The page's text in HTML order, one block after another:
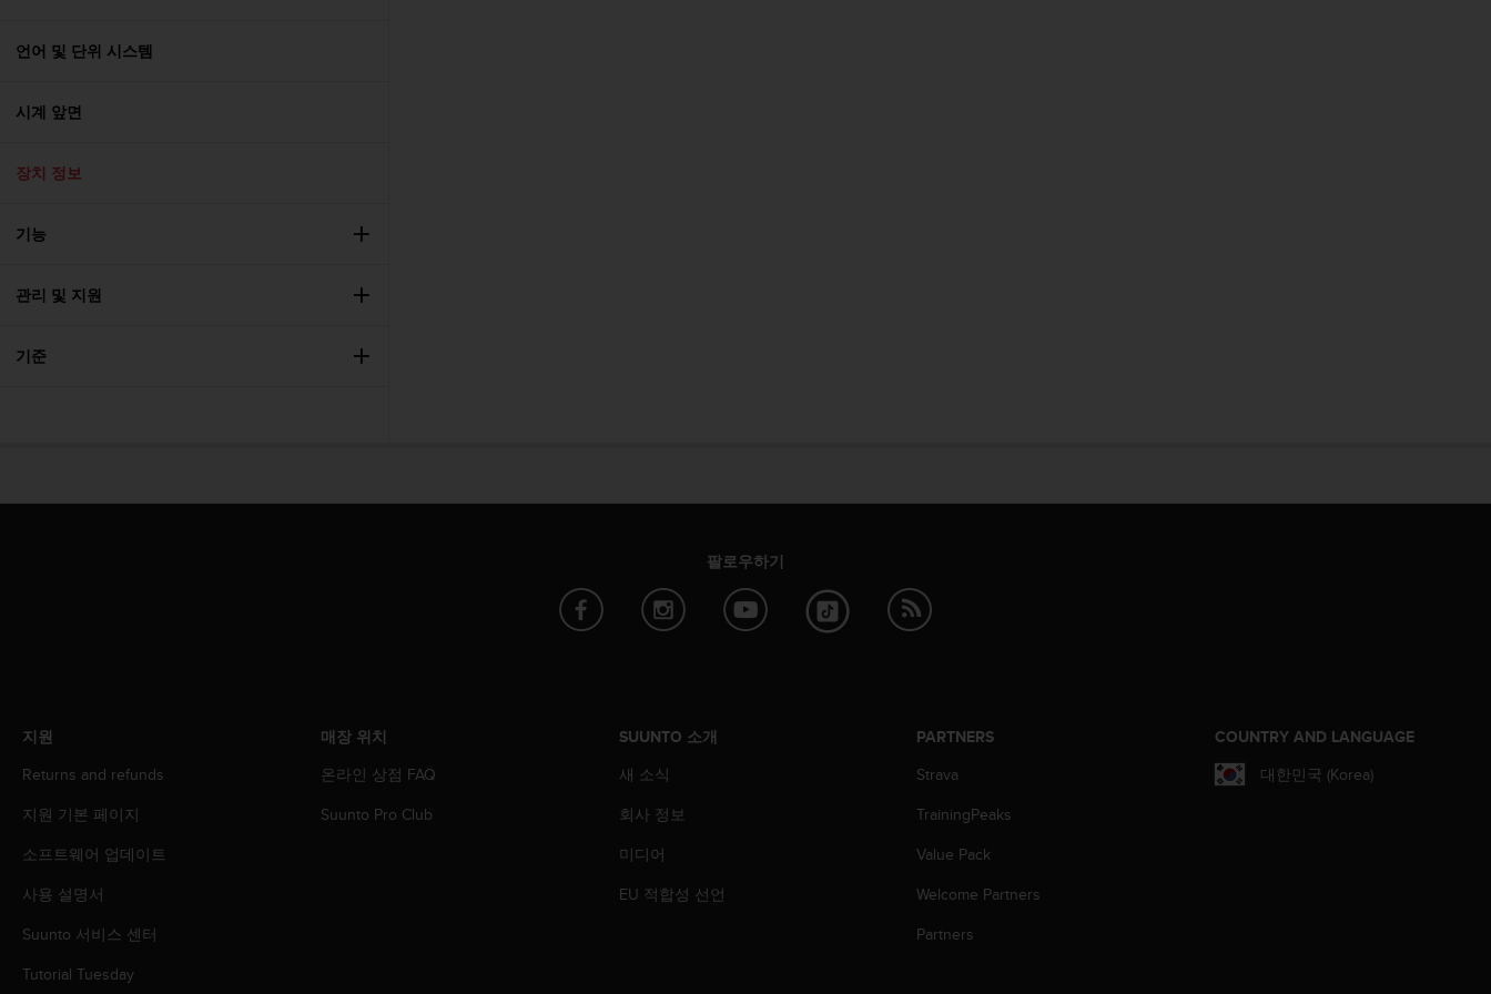
언어 및 단위 시스템
시계 앞면
장치 정보
기능
관리 및 지원
기준
팔로우하기
지원
Returns and refunds
지원 기본 페이지
소프트웨어 업데이트
사용 설명서
Suunto 서비스 센터
Tutorial Tuesday
매장 위치
온라인 상점 FAQ
Suunto Pro Club
SUUNTO 소개
새 소식
회사 정보
미디어
EU 적합성 선언
PARTNERS
Strava
TrainingPeaks
Value Pack
Welcome Partners
Partners
COUNTRY AND LANGUAGE
대한민국 (Korea)